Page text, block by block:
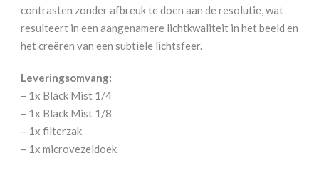
contrasten zonder afbreuk te doen aan de resolutie, wat
resulteert in een aangenamere lichtkwaliteit in het beeld en
het creëren van een subtiele lichtsfeer.
Leveringsomvang:
– 1x Black Mist 1/4
– 1x Black Mist 1/8
– 1x filterzak
– 1x microvezeldoek